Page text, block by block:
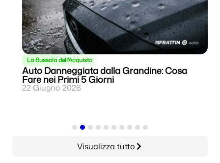
La Bussola dell'Acquisto
Auto Danneggiata dalla Grandine: Cosa
Fare nei Primi 5 Giorni
22 Giugno 2026
Visualizza tutto